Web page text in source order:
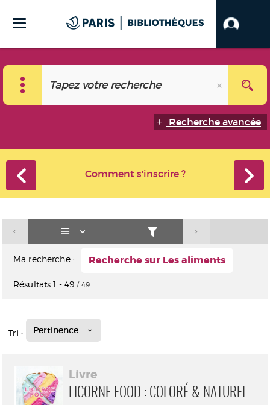
Recherche avancée
Comment s'inscrire ?
Ma recherche : Recherche sur Les aliments
Résultats1 - 49 / 49
Tri : Pertinence
Livre
LICORNE FOOD : COLORÉ & NATUREL